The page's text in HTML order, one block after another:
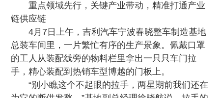
重点领域先行，关键产业带动，精准打通产业
链供应链
4月7日上午，吉利汽车宁波春晓整车制造基地
总装车间里，一片繁忙有序的生产景象。佩戴口罩
的工人从装配线旁的物料栏里拿出一只只车门拉
手，精心装配到热销车型博越的门板上。
“别小瞧这个不起眼的拉手，两星期前我们还在